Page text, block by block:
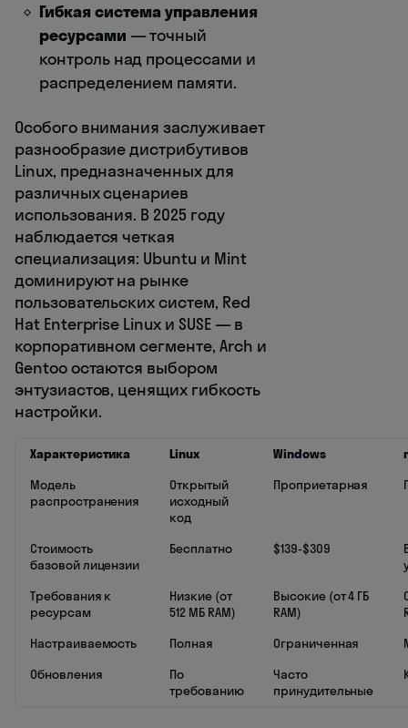
Гибкая система управления
ресурсами — точный
контроль над процессами и
распределением памяти.
Особого внимания заслуживает
разнообразие дистрибутивов
Linux, предназначенных для
различных сценариев
использования. В 2025 году
наблюдается четкая
специализация: Ubuntu и Mint
доминируют на рынке
пользовательских систем, Red
Hat Enterprise Linux и SUSE — в
корпоративном сегменте, Arch и
Gentoo остаются выбором
энтузиастов, ценящих гибкость
настройки.
Характеристика Linux Windows
Модель
распространения
Открытый
исходный
код
Проприетарная
Стоимость
базовой лицензии
Бесплатно $139-$309
Требования к
ресурсам
Низкие (от
512 МБ RAM)
Высокие (от 4 ГБ
RAM)
Настраиваемость
Полная Ограниченная
Обновления
По
требованию
Часто
принудительные